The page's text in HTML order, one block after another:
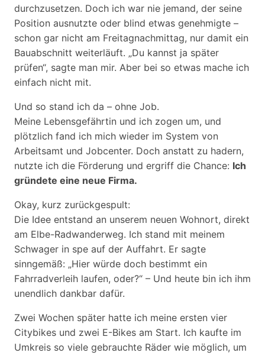
durchzusetzen. Doch ich war nie jemand, der seine
Position ausnutzte oder blind etwas genehmigte –
schon gar nicht am Freitagnachmittag, nur damit ein
Bauabschnitt weiterläuft. „Du kannst ja später
prüfen“, sagte man mir. Aber bei so etwas mache ich
einfach nicht mit.
Und so stand ich da – ohne Job.
Meine Lebensgefährtin und ich zogen um, und
plötzlich fand ich mich wieder im System von
Arbeitsamt und Jobcenter. Doch anstatt zu hadern,
nutzte ich die Förderung und ergriff die Chance: Ich
gründete eine neue Firma.
Okay, kurz zurückgespult:
Die Idee entstand an unserem neuen Wohnort, direkt
am Elbe-Radwanderweg. Ich stand mit meinem
Schwager in spe auf der Auffahrt. Er sagte
sinngemäß: „Hier würde doch bestimmt ein
Fahrradverleih laufen, oder?“ – Und heute bin ich ihm
unendlich dankbar dafür.
Zwei Wochen später hatte ich meine ersten vier
Citybikes und zwei E-Bikes am Start. Ich kaufte im
Umkreis so viele gebrauchte Räder wie möglich, um